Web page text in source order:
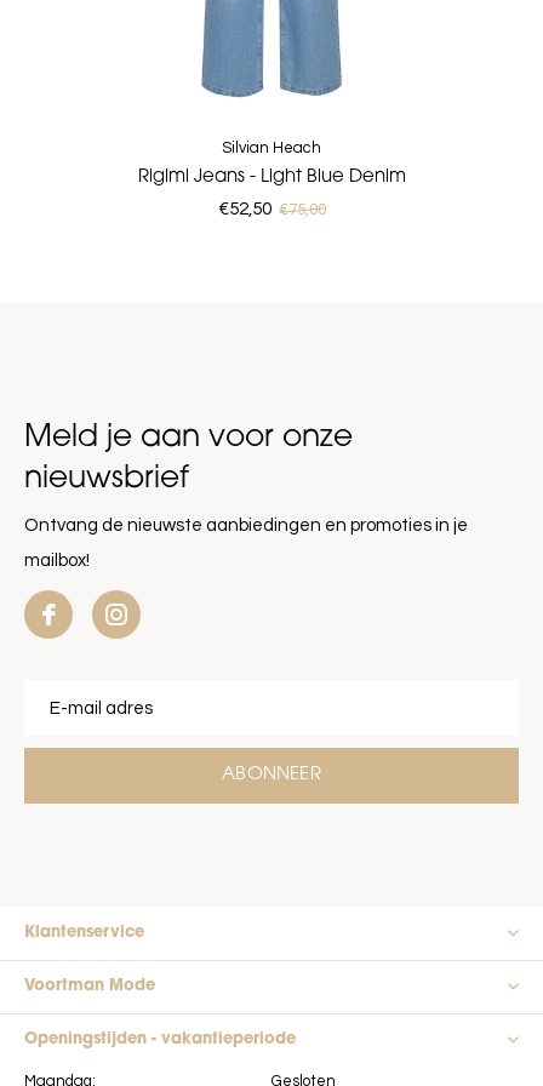
Silvian Heach
Rigimi Jeans - Light Blue Denim
€52,50 €75,00
Meld je aan voor onze
nieuwsbrief
Ontvang de nieuwste aanbiedingen en promoties in je
mailbox!
ABONNEER
Klantenservice
Voortman Mode
Openingstijden - vakantieperiode
Maandag: Gesloten